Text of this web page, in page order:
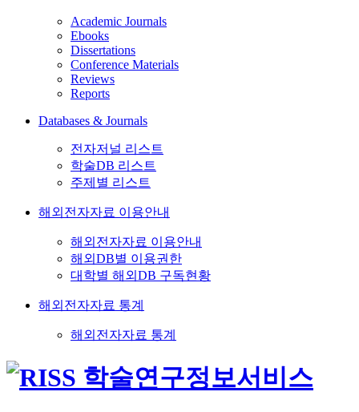
Academic Journals
Ebooks
Dissertations
Conference Materials
Reviews
Reports
Databases & Journals
전자저널 리스트
학술DB 리스트
주제별 리스트
해외전자자료 이용안내
해외전자자료 이용안내
해외DB별 이용권한
대학별 해외DB 구독현황
해외전자자료 통계
해외전자자료 통계